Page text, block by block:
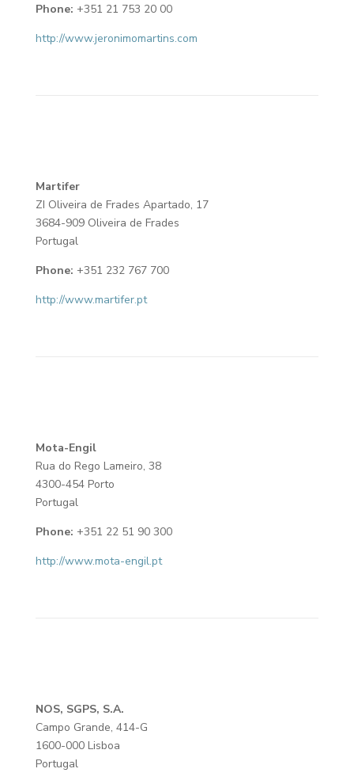
Phone: +351 21 753 20 00
http://www.jeronimomartins.com
Martifer
ZI Oliveira de Frades Apartado, 17
3684-909 Oliveira de Frades
Portugal
Phone: +351 232 767 700
http://www.martifer.pt
Mota-Engil
Rua do Rego Lameiro, 38
4300-454 Porto
Portugal
Phone: +351 22 51 90 300
http://www.mota-engil.pt
NOS, SGPS, S.A.
Campo Grande, 414-G
1600-000 Lisboa
Portugal